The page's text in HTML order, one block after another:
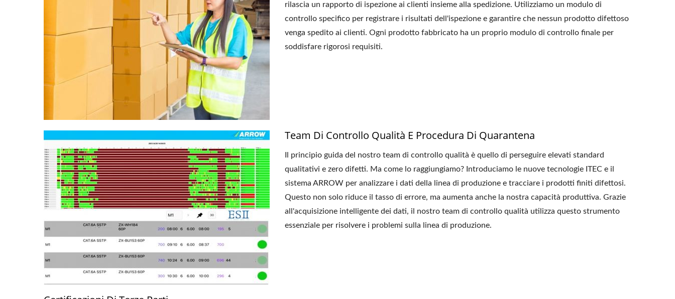
rilascia un rapporto di ispezione ai clienti insieme alla spedizione. Utilizziamo un modulo di
controllo specifico per registrare i risultati dell'ispezione e garantire che nessun prodotto difettoso
venga spedito ai clienti. Ogni prodotto fabbricato ha un proprio modulo di controllo finale per
soddisfare rigorosi requisiti.
Team Di Controllo Qualità E Procedura Di Quarantena
Il principio guida del nostro team di controllo qualità è quello di perseguire elevati standard
qualitativi e zero difetti. Ma come lo raggiungiamo? Introduciamo le nuove tecnologie ITEC e il
sistema ARROW per analizzare i dati della linea di produzione e tracciare i prodotti finiti difettosi.
Questo non solo riduce il tasso di errore, ma aumenta anche la nostra capacità produttiva. Grazie
all'acquisizione intelligente dei dati, il nostro team di controllo qualità utilizza questo strumento
essenziale per risolvere i problemi sulla linea di produzione.